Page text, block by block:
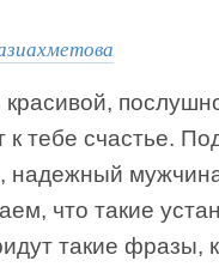
тебе счастье.
надежный
что такие
такие фразы,